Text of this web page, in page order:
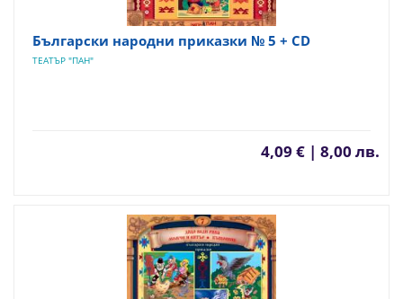
Български народни приказки № 5 + CD
ТЕАТЪР "ПАН"
4,09 € | 8,00 лв.